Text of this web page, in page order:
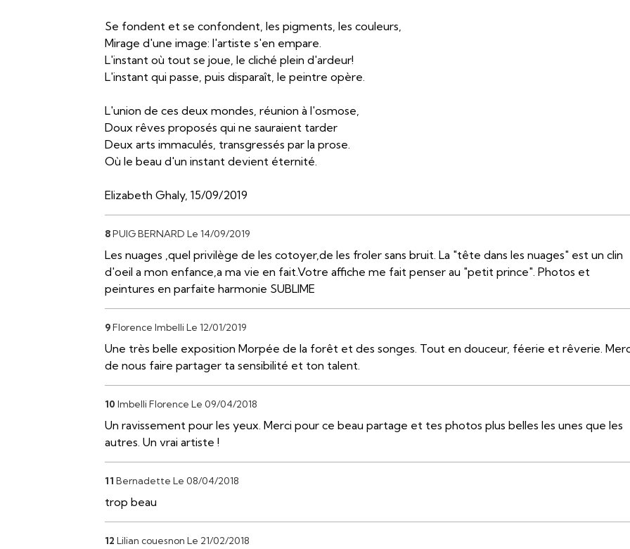
Se fondent et se confondent, les pigments, les couleurs,
Mirage d'une image: l'artiste s'en empare.
L'instant où tout se joue, le cliché plein d'ardeur!
L'instant qui passe, puis disparaît, le peintre opère.
L'union de ces deux mondes, réunion à l'osmose,
Doux rêves proposés qui ne sauraient tarder
Deux arts immaculés, transgressés par la prose.
Où le beau d'un instant devient éternité.
Elizabeth Ghaly, 15/09/2019
8 PUIG BERNARD Le 14/09/2019
Les nuages ,quel privilège de les cotoyer,de les froler sans bruit. La "tête dans les nuages" est un clin
d'oeil a mon enfance,a ma vie en fait.Votre affiche me fait penser au "petit prince". Photos et
peintures en parfaite harmonie SUBLIME
9 Florence Imbelli Le 12/01/2019
Une très belle exposition Morpée de la forêt et des songes. Tout en douceur, féerie et rêverie.
de nous faire partager ta sensibilité et ton talent.
10 Imbelli Florence Le 09/04/2018
Un ravissement pour les yeux. Merci pour ce beau partage et tes photos plus belles les unes que les
autres. Un vrai artiste !
11 Bernadette Le 08/04/2018
trop beau
12 Lilian couesnon Le 21/02/2018